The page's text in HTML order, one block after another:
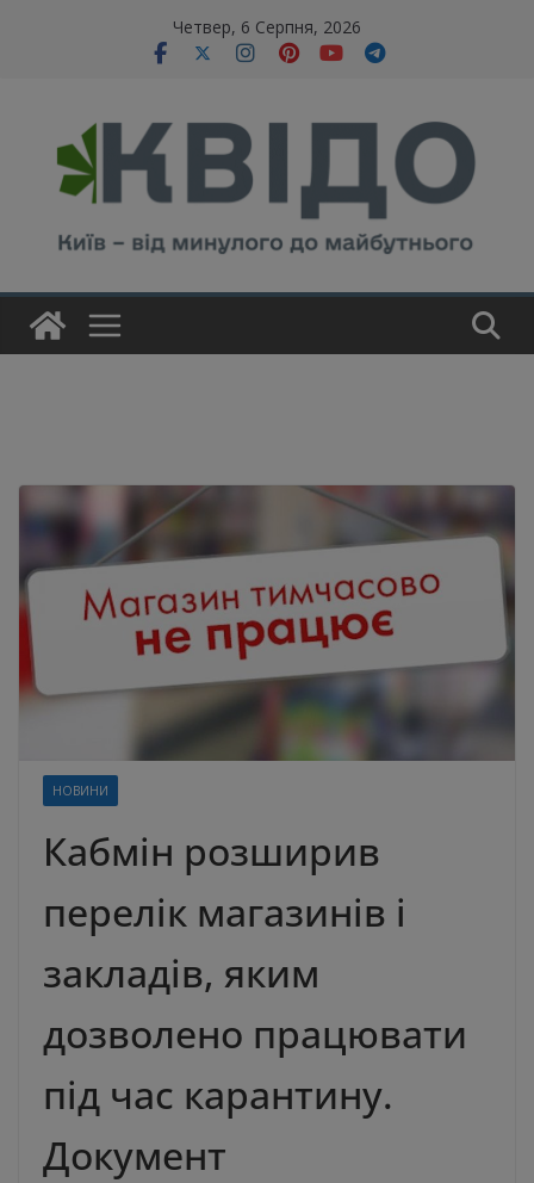
Четвер, 6 Серпня, 2026
НОВИНИ
Кабмін розширив
перелік магазинів і
закладів, яким
дозволено працювати
під час карантину.
Документ
modal-check